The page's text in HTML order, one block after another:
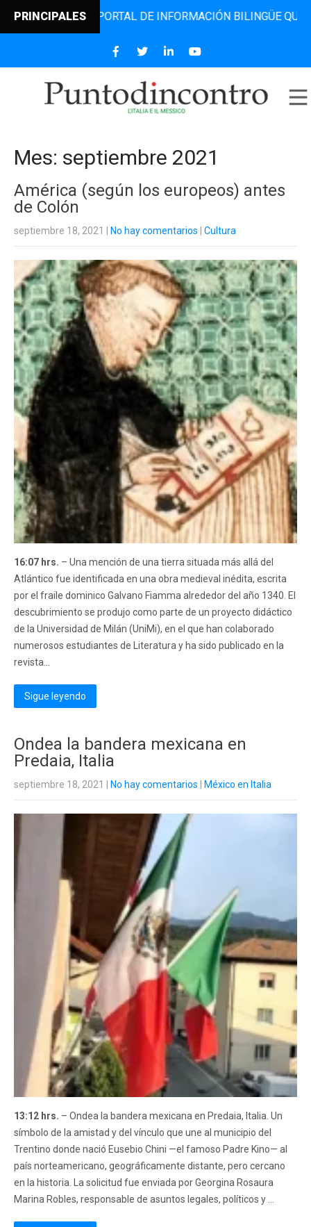
PRINCIPALES
PORTAL DE INFORMACIÓN BILINGÜE QUE DESDE 2006
Mes: septiembre 2021
América (según los europeos) antes
de Colón
septiembre 18, 2021 No hay comentarios Cultura
16:07 hrs. – Una mención de una tierra situada más allá del
Atlántico fue identificada en una obra medieval inédita, escrita
por el fraile dominico Galvano Fiamma alrededor del año 1340. El
descubrimiento se produjo como parte de un proyecto didáctico
de la Universidad de Milán (UniMi), en el que han colaborado
numerosos estudiantes de Literatura y ha sido publicado en la
revista...
Sigue leyendo
Ondea la bandera mexicana en
Predaia, Italia
septiembre 18, 2021 No hay comentarios México en Italia
13:12 hrs. – Ondea la bandera mexicana en Predaia, Italia. Un
símbolo de la amistad y del vínculo que une al municipio del
Trentino donde nació Eusebio Chini —el famoso Padre Kino— al
país norteamericano, geográficamente distante, pero cercano
en la historia. La solicitud fue enviada por Georgina Rosaura
Marina Robles, responsable de asuntos legales, políticos y ...